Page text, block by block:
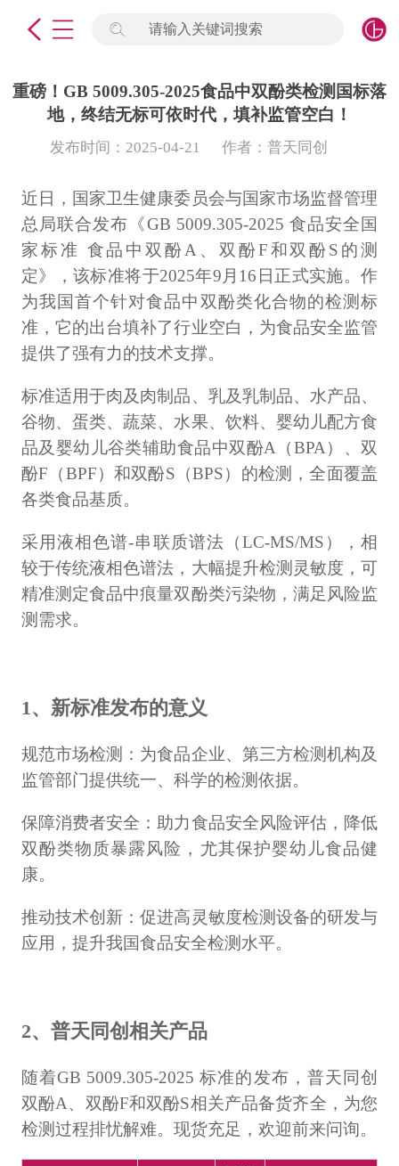
请输入关键词搜索
重磅！GB 5009.305-2025食品中双酚类检测国标落
地，终结无标可依时代，填补监管空白！
发布时间：2025-04-21 作者：普天同创
近日，国家卫生健康委员会与国家市场监督管理
总局联合发布《GB 5009.305-2025 食品安全国
家标准 食品中双酚A、双酚F和双酚S的测
定》，该标准将于2025年9月16日正式实施。作
为我国首个针对食品中双酚类化合物的检测标
准，它的出台填补了行业空白，为食品安全监管
提供了强有力的技术支撑。
标准适用于肉及肉制品、乳及乳制品、水产品、
谷物、蛋类、蔬菜、水果、饮料、婴幼儿配方食
品及婴幼儿谷类辅助食品中双酚A（BPA）、双
酚F（BPF）和双酚S（BPS）的检测，全面覆盖
各类食品基质。
采用液相色谱-串联质谱法（LC-MS/MS），相
较于传统液相色谱法，大幅提升检测灵敏度，可
精准测定食品中痕量双酚类污染物，满足风险监
测需求。
1、新标准发布的意义
规范市场检测：为食品企业、第三方检测机构及
监管部门提供统一、科学的检测依据。
保障消费者安全：助力食品安全风险评估，降低
双酚类物质暴露风险，尤其保护婴幼儿食品健
康。
推动技术创新：促进高灵敏度检测设备的研发与
应用，提升我国食品安全检测水平。
2、普天同创相关产品
随着GB 5009.305-2025 标准的发布，普天同创
双酚A、双酚F和双酚S相关产品备货齐全，为您
检测过程排忧解难。现货充足，欢迎前来问询。
标准物质
计量仪器
微生物检测/质控品
定制标物
定制仪器
计量课堂
新闻资讯
知识交流
公司主页
购物车